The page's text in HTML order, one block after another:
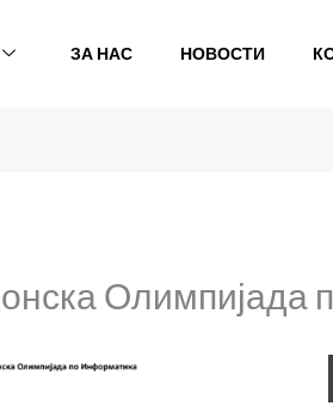
ЗА НАС НОВОСТИ